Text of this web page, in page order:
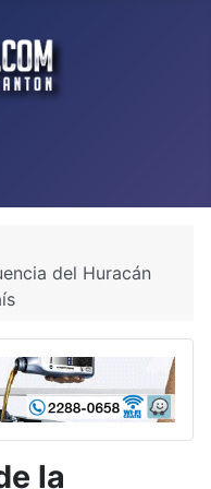
del Huracán
la